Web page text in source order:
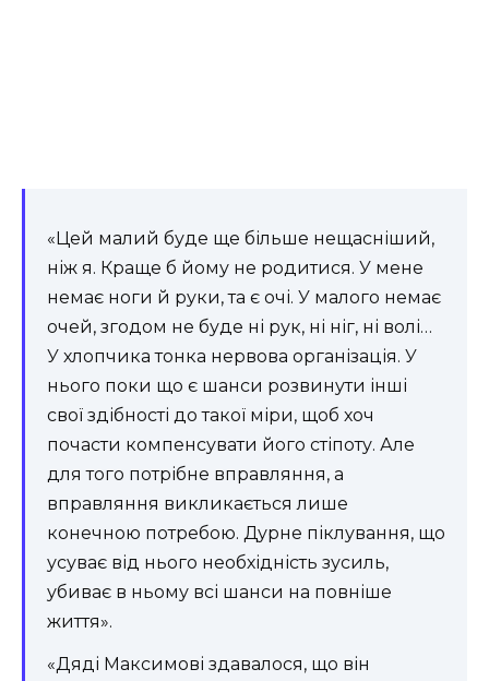
«Цей малий буде ще більше нещасніший,
ніж я. Краще б йому не родитися. У мене
немає ноги й руки, та є очі. У малого немає
очей, згодом не буде ні рук, ні ніг, ні волі…
У хлопчика тонка нервова організація. У
нього поки що є шанси розвинути інші
свої здібності до такої міри, щоб хоч
почасти компенсувати його стіпоту. Але
для того потрібне вправляння, а
вправляння викликається лише
конечною потребою. Дурне піклування, що
усуває від нього необхідність зусиль,
убиває в ньому всі шанси на повніше
життя».
«Дяді Максимові здавалося, що він